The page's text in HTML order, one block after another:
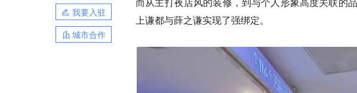
我要入驻
城市合作
上谦都与薛之谦实现了强绑定。